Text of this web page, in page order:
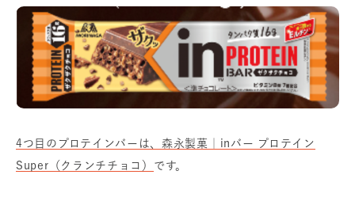
4つ目のプロテインバーは、森永製菓｜inバー プロテイン
Super（クランチチョコ） です。